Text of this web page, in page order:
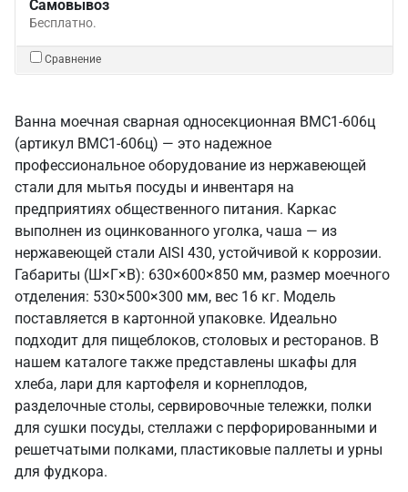
Самовывоз
Бесплатно.
Сравнение
Ванна моечная сварная односекционная ВМС1-606ц
(артикул ВМС1-606ц) — это надежное
профессиональное оборудование из нержавеющей
стали для мытья посуды и инвентаря на
предприятиях общественного питания. Каркас
выполнен из оцинкованного уголка, чаша — из
нержавеющей стали AISI 430, устойчивой к коррозии.
Габариты (Ш×Г×В): 630×600×850 мм, размер моечного
отделения: 530×500×300 мм, вес 16 кг. Модель
поставляется в картонной упаковке. Идеально
подходит для пищеблоков, столовых и ресторанов. В
нашем каталоге также представлены шкафы для
хлеба, лари для картофеля и корнеплодов,
разделочные столы, сервировочные тележки, полки
для сушки посуды, стеллажи с перфорированными и
решетчатыми полками, пластиковые паллеты и урны
для фудкора.